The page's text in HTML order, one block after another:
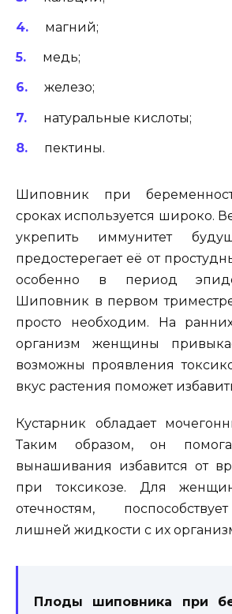
магний;
медь;
железо;
натуральные кислоты;
пектины.
Шиповник при
сроках используется широко.
укрепить иммунитет
предостерегает её от
особенно в период
Шиповник в первом
просто необходим. На
организм женщины
возможны проявления
вкус растения поможет
Кустарник обладает
Таким образом, он
вынашивания избавится от
при токсикозе. Для
отечностям,
лишней жидкости с их
Плоды шиповника при